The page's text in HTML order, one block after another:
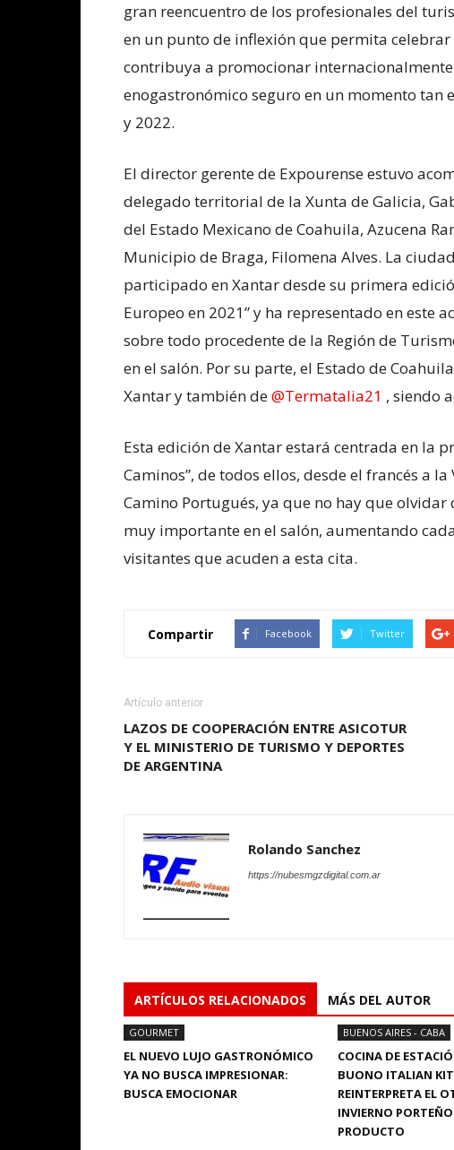
gran reencuentro de los profesionales del
en un punto de inflexión que permita
contribuya a promocionar
enogastronómico seguro en un momento tan
y 2022.
El director gerente de Expourense estuvo
delegado territorial de la Xunta de Galicia,
del Estado Mexicano de Coahuila, Azucena
Municipio de Braga, Filomena Alves. La
participado en Xantar desde su primera
Europeo en 2021” y ha representado en este
sobre todo procedente de la Región de
en el salón. Por su parte, el Estado de
Xantar y también de@Termatalia21 , siendo
Esta edición de Xantar estará centrada en la
Caminos”, de todos ellos, desde el francés a
Camino Portugués, ya que no hay que
muy importante en el salón, aumentando
visitantes que acuden a esta cita.
Compartir Facebook Twitter
Artículo anterior
LAZOS DE COOPERACIÓN ENTRE ASICOTUR
Y EL MINISTERIO DE TURISMO Y DEPORTES
DE ARGENTINA
Rolando Sanchez
https://nubesmgzdigital.com.ar
ARTÍCULOS RELACIONADOS MÁS DEL AUTOR
GOURMET
EL NUEVO LUJO GASTRONÓMICO
YA NO BUSCA IMPRESIONAR:
BUSCA EMOCIONAR
BUENOS AIRES - CABA
COCINA DE
BUONO ITALIAN
REINTERPRETA EL
INVIERNO
PRODUCTO